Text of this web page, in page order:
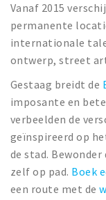
Baroniepoorten
Sport
Privacy
Inloggen
Vanaf 2015
permanente
internationale
ontwerp, street
Gestaag breidt de
imposante en
verbeelden de
geïnspireerd op
de stad.
zelf op pad. Boek
een route met de